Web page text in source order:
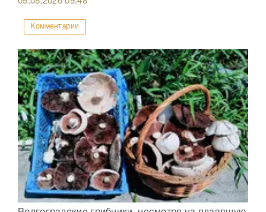
Комментарии